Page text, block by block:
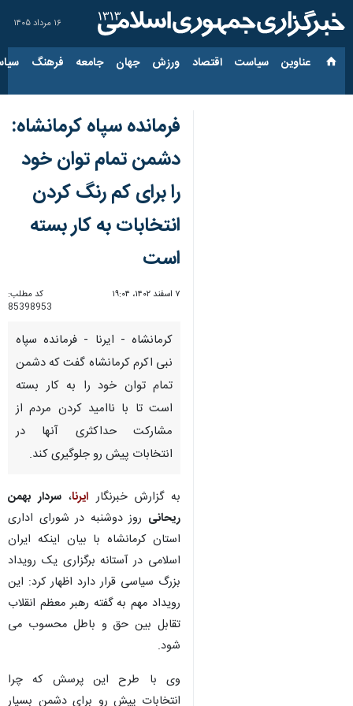
۱۶ مرداد ۱۴۰۵
عناوین‌ سیاست اقتصاد ورزش جهان جامعه فرهنگ
فرمانده سپاه کرمانشاه:
دشمن تمام توان خود
را برای کم رنگ کردن
انتخابات به کار بسته
است
۷ اسفند ۱۴۰۲، ۱۹:۰۴
کد مطلب:
85398953
کرمانشاه - ایرنا - فرمانده سپاه
نبی اکرم کرمانشاه گفت که دشمن
تمام توان خود را به کار بسته
است تا با ناامید کردن مردم از
مشارکت حداکثری آنها در
انتخابات پیش رو جلوگیری کند.
به گزارش خبرنگار ایرنا، سردار بهمن
ریحانی روز دوشنبه در شورای اداری
استان کرمانشاه با بیان اینکه ایران
اسلامی در آستانه برگزاری یک رویداد
بزرگ سیاسی قرار دارد اظهار کرد: این
رویداد مهم به گفته رهبر معظم انقلاب
تقابل بین حق و باطل محسوب می
شود.
وی با طرح این پرسش که چرا
انتخابات پیش رو برای دشمن بسیار